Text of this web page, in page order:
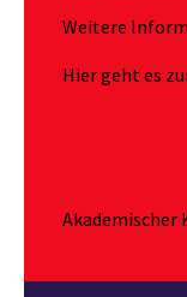
Weitere
Hier geht es
Akademischer